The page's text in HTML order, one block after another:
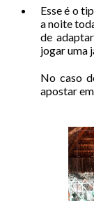
Esse é o
a noite
de
jogar uma
No caso
apostar